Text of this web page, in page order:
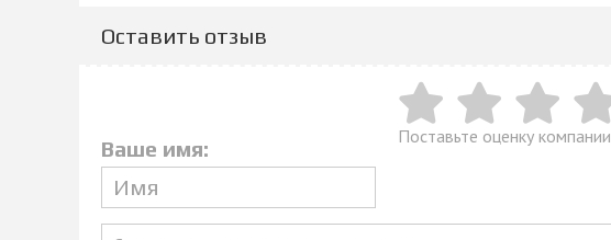
Оставить отзыв
Ваше имя: Поставьте оценку компании